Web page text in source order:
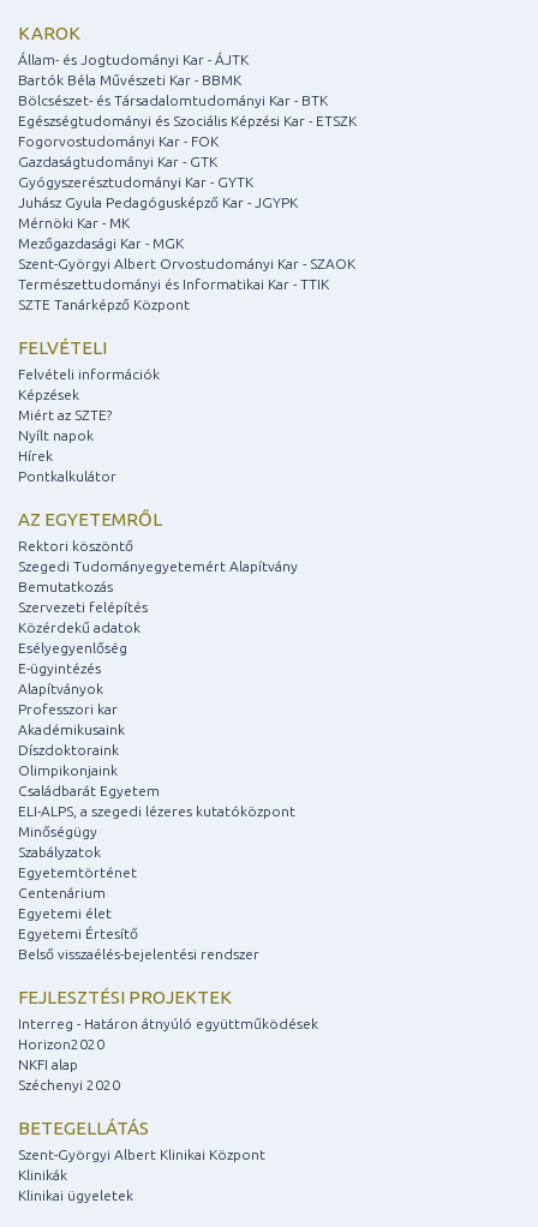
KAROK
Állam- és Jogtudományi Kar - ÁJTK
Bartók Béla Művészeti Kar - BBMK
Bölcsészet- és Társadalomtudományi Kar - BTK
Egészségtudományi és Szociális Képzési Kar - ETSZK
Fogorvostudományi Kar - FOK
Gazdaságtudományi Kar - GTK
Gyógyszerésztudományi Kar - GYTK
Juhász Gyula Pedagógusképző Kar - JGYPK
Mérnöki Kar - MK
Mezőgazdasági Kar - MGK
Szent-Györgyi Albert Orvostudományi Kar - SZAOK
Természettudományi és Informatikai Kar - TTIK
SZTE Tanárképző Központ
FELVÉTELI
Felvételi információk
Képzések
Miért az SZTE?
Nyílt napok
Hírek
Pontkalkulátor
AZ EGYETEMRŐL
Rektori köszöntő
Szegedi Tudományegyetemért Alapítvány
Bemutatkozás
Szervezeti felépítés
Közérdekű adatok
Esélyegyenlőség
E-ügyintézés
Alapítványok
Professzori kar
Akadémikusaink
Díszdoktoraink
Olimpikonjaink
Családbarát Egyetem
ELI-ALPS, a szegedi lézeres kutatóközpont
Minőségügy
Szabályzatok
Egyetemtörténet
Centenárium
Egyetemi élet
Egyetemi Értesítő
Belső visszaélés-bejelentési rendszer
FEJLESZTÉSI PROJEKTEK
Interreg - Határon átnyúló együttműködések
Horizon2020
NKFI alap
Széchenyi 2020
BETEGELLÁTÁS
Szent-Györgyi Albert Klinikai Központ
Klinikák
Klinikai ügyeletek